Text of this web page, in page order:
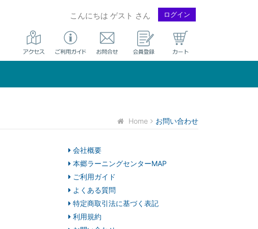
こんにちは ゲスト さん ログイン
Home お問い合わせ
会社概要
本郷ラーニングセンターMAP
ご利用ガイド
よくある質問
特定商取引法に基づく表記
利用規約